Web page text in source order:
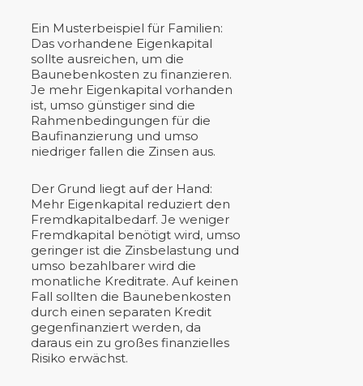
Ein Musterbeispiel für Familien:
Das vorhandene Eigenkapital
sollte ausreichen, um die
Baunebenkosten zu finanzieren.
Je mehr Eigenkapital vorhanden
ist, umso günstiger sind die
Rahmenbedingungen für die
Baufinanzierung und umso
niedriger fallen die Zinsen aus.
Der Grund liegt auf der Hand:
Mehr Eigenkapital reduziert den
Fremdkapitalbedarf. Je weniger
Fremdkapital benötigt wird, umso
geringer ist die Zinsbelastung und
umso bezahlbarer wird die
monatliche Kreditrate. Auf keinen
Fall sollten die Baunebenkosten
durch einen separaten Kredit
gegenfinanziert werden, da
daraus ein zu großes finanzielles
Risiko erwächst.